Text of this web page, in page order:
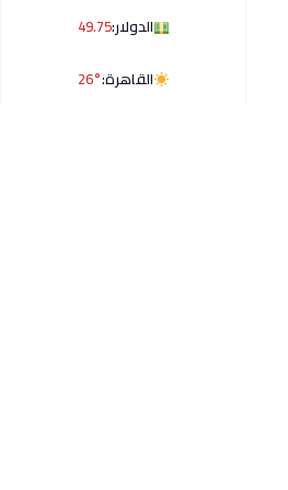
الدولار:49.75
القاهرة:26°